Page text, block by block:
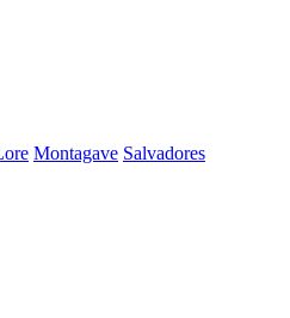
Montagave Salvadores